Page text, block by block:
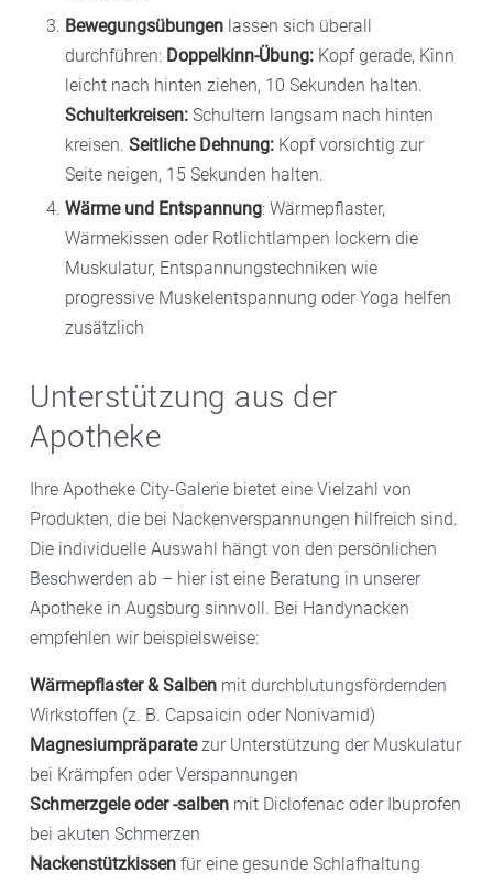
Bewegungsübungen lassen sich überall
durchführen: Doppelkinn-Übung: Kopf gerade, Kinn
leicht nach hinten ziehen, 10 Sekunden halten.
Schulterkreisen: Schultern langsam nach hinten
kreisen. Seitliche Dehnung: Kopf vorsichtig zur
Seite neigen, 15 Sekunden halten.
Wärme und Entspannung: Wärmepflaster,
Wärmekissen oder Rotlichtlampen lockern die
Muskulatur, Entspannungstechniken wie
progressive Muskelentspannung oder Yoga helfen
zusätzlich
Unterstützung aus der
Apotheke
Ihre Apotheke City-Galerie bietet eine Vielzahl von
Produkten, die bei Nackenverspannungen hilfreich sind.
Die individuelle Auswahl hängt von den persönlichen
Beschwerden ab – hier ist eine Beratung in unserer
Apotheke in Augsburg sinnvoll. Bei Handynacken
empfehlen wir beispielsweise:
Wärmepflaster & Salben mit durchblutungsfördernden
Wirkstoffen (z. B. Capsaicin oder Nonivamid)
Magnesiumpräparatezur Unterstützung der Muskulatur
bei Krämpfen oder Verspannungen
Schmerzgele oder -salben mit Diclofenac oder Ibuprofen
bei akuten Schmerzen
Nackenstützkissen für eine gesunde Schlafhaltung